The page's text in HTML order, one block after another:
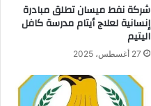
شركة نفط ميسان تطلق مبادرة
إنسانية لعلاج أيتام مدرسة كافل
اليتيم
27 أغسطس، 2025